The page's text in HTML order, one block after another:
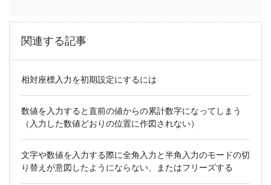
関連する記事
相対座標入力を初期設定にするには
数値を入力すると直前の値からの累計数字になってしまう
（入力した数値どおりの位置に作図されない）
文字や数値を入力する際に全角入力と半角入力のモードの切
り替えが意図したようにならない、またはフリーズする